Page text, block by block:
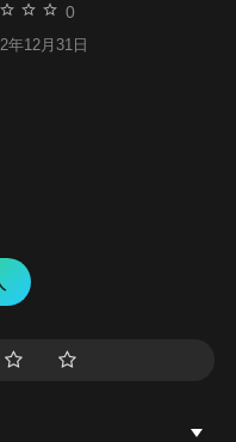
0
年12月31日